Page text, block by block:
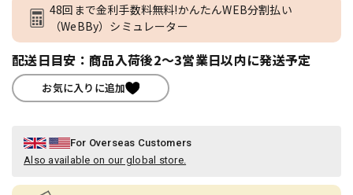
48回まで金利手数料無料!かんたんWEB分割払い
（WeBBy）シミュレーター
配送日目安：商品入荷後2～3営業日以内に発送予定
お気に入りに追加
For Overseas Customers
Also available on our global store.